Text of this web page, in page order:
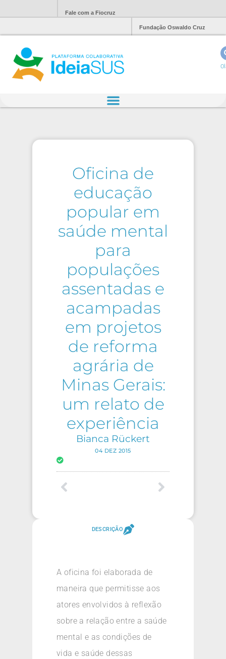
Fale com a Fiocruz
Fundação Oswaldo Cruz
Oficina de
educação
popular em
saúde mental
para
populações
assentadas e
acampadas
em projetos
de reforma
agrária de
Minas Gerais:
um relato de
experiência
Bianca Rückert
04 DEZ 2015
DESCRIÇÃO
A oficina foi elaborada de
maneira que permitisse aos
atores envolvidos à reflexão
sobre a relação entre a saúde
mental e as condições de
vida e saúde dessas